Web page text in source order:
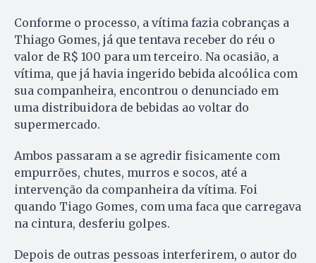
Conforme o processo, a vítima fazia cobranças a
Thiago Gomes, já que tentava receber do réu o
valor de R$ 100 para um terceiro. Na ocasião, a
vítima, que já havia ingerido bebida alcoólica com
sua companheira, encontrou o denunciado em
uma distribuidora de bebidas ao voltar do
supermercado.
Ambos passaram a se agredir fisicamente com
empurrões, chutes, murros e socos, até a
intervenção da companheira da vítima. Foi
quando Tiago Gomes, com uma faca que carregava
na cintura, desferiu golpes.
Depois de outras pessoas interferirem, o autor do